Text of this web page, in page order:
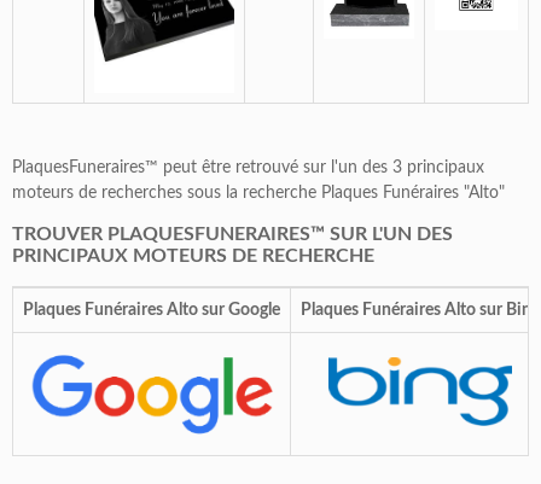
PlaquesFuneraires™ peut être retrouvé sur l'un des 3 principaux
moteurs de recherches sous la recherche Plaques Funéraires "Alto"
TROUVER PLAQUESFUNERAIRES™ SUR L'UN DES
PRINCIPAUX MOTEURS DE RECHERCHE
Plaques Funéraires Alto sur Google Plaques Funéraires Alto sur Bing